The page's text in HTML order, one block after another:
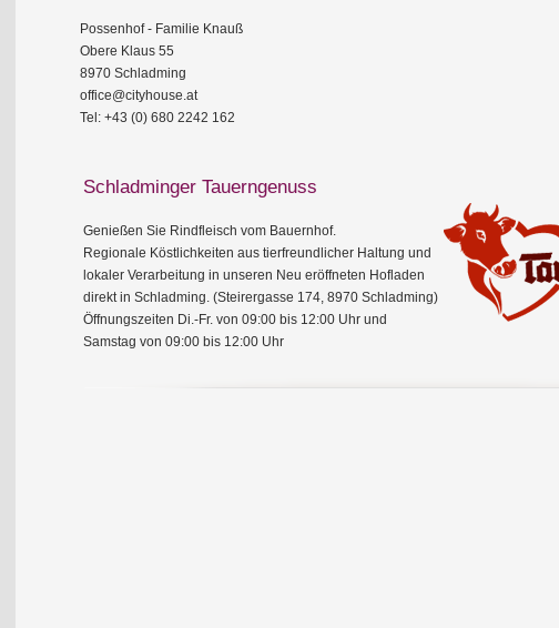
Possenhof - Familie Knauß
Obere Klaus 55
8970 Schladming
office@cityhouse.at
Tel: +43 (0) 680 2242 162
Schladminger Tauerngenuss
Genießen Sie Rindfleisch vom Bauernhof.
Regionale Köstlichkeiten aus tierfreundlicher Haltung und
lokaler Verarbeitung in unseren Neu eröffneten Hofladen
direkt in Schladming. (Steirergasse 174, 8970 Schladming)
Öffnungszeiten Di.-Fr. von 09:00 bis 12:00 Uhr und
Samstag von 09:00 bis 12:00 Uhr